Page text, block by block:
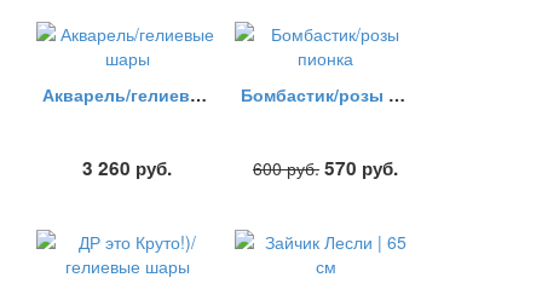
Акварель/гелиевые шары
3 260 руб.
Бомбастик/розы пионка
600руб. 570 руб.